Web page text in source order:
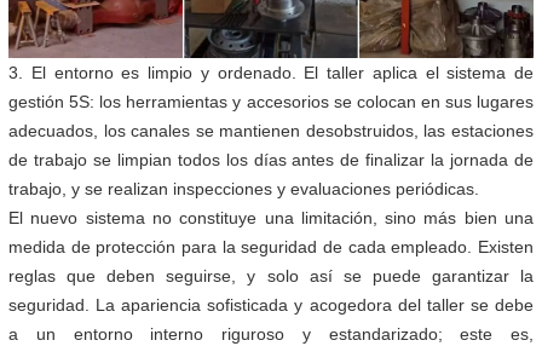
3. El entorno es limpio y ordenado. El taller aplica el sistema de
gestión 5S: los herramientas y accesorios se colocan en sus lugares
adecuados, los canales se mantienen desobstruidos, las estaciones
de trabajo se limpian todos los días antes de finalizar la jornada de
trabajo, y se realizan inspecciones y evaluaciones periódicas.
El nuevo sistema no constituye una limitación, sino más bien una
medida de protección para la seguridad de cada empleado. Existen
reglas que deben seguirse, y solo así se puede garantizar la
seguridad. La apariencia sofisticada y acogedora del taller se debe
a un entorno interno riguroso y estandarizado; este es,